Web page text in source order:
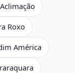
Roxo
América